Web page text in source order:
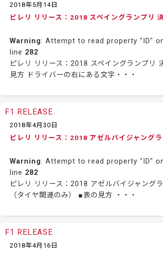
2018年5月14日
ピレリ リリース：2018 スペイングランプリ
Warning: Attempt to read property "ID"
line 282
ピレリ リリース：2018 スペイングランプリ
見方 ドライバーの右にある文字・・・
F1 RELEASE
2018年4月30日
ピレリ リリース：2018 アゼルバイジャング
Warning: Attempt to read property "ID"
line 282
ピレリ リリース：2018 アゼルバイジャング
（タイヤ関連のみ） ■表の見方 ・・・
F1 RELEASE
2018年4月16日